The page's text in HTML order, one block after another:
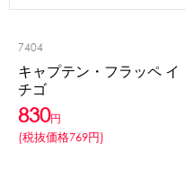
7404
キャプテン・フラッペ イ
チゴ
830円
(税抜価格769円)